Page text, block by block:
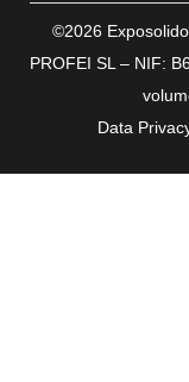
©2026
PROFEI SL – NIF:
Data